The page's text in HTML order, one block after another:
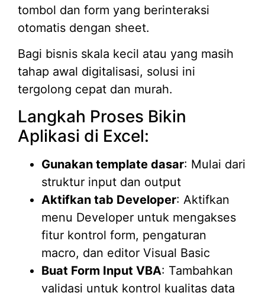
tombol dan form yang berinteraksi
otomatis dengan sheet.
Bagi bisnis skala kecil atau yang masih
tahap awal digitalisasi, solusi ini
tergolong cepat dan murah.
Langkah Proses Bikin
Aplikasi di Excel:
Gunakan template dasar: Mulai dari
struktur input dan output
Aktifkan tab Developer: Aktifkan
menu Developer untuk mengakses
fitur kontrol form, pengaturan
macro, dan editor Visual Basic
Buat Form Input VBA: Tambahkan
validasi untuk kontrol kualitas data